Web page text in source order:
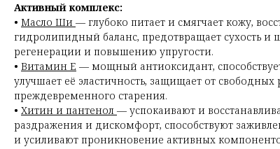
Активный комплекс:
• Масло Ши — глубоко питает и смягчает кожу,
гидролипидный баланс, предотвращает сухость и
регенерации и повышению упругости.
• Витамин Е — мощный антиоксидант,
улучшает её эластичность, защищает от свободных
преждевременного старения.
• Хитин и пантенол — успокаивают и
раздражения и дискомфорт, способствуют
и усиливают проникновение активных